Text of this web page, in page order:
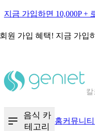
지금 가입하면 10,000P +
원 가입 혜택! 지금 가입
음식 카
테고리
홈커뮤니티